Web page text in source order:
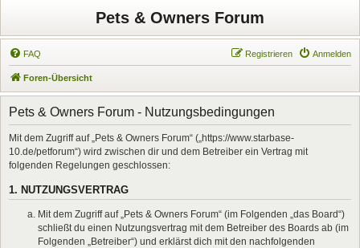
Pets & Owners Forum
FAQ Anmelden
Registrieren
Foren-Übersicht
Pets & Owners Forum - Nutzungsbedingungen
Mit dem Zugriff auf „Pets & Owners Forum“ („https://www.starbase-
10.de/petforum“) wird zwischen dir und dem Betreiber ein Vertrag mit
folgenden Regelungen geschlossen:
1. NUTZUNGSVERTRAG
Mit dem Zugriff auf „Pets & Owners Forum“ (im Folgenden „das Board“)
schließt du einen Nutzungsvertrag mit dem Betreiber des Boards ab (im
Folgenden „Betreiber“) und erklärst dich mit den nachfolgenden